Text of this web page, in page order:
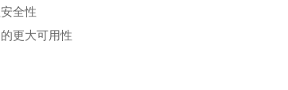
全性
更大可用性